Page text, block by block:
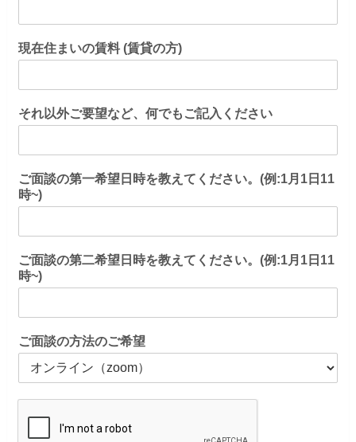
現在住まいの賃料 (賃貸の方)
それ以外ご要望など、何でもご記入ください
ご面談の第一希望日時を教えてください。(例:1月1日11
時~)
ご面談の第二希望日時を教えてください。(例:1月1日11
時~)
ご面談の方法のご希望